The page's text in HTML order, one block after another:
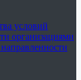
условий
организациями